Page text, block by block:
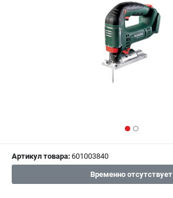
СРАВНЕНИЕ ( 0 )
ЗАКАЗАТЬ ЗАПЧАСТЬ
+7 (911) 360-06-14 | +7 (8112) 59-10-67
Артикул товара: 601003840
Временно отсутствует